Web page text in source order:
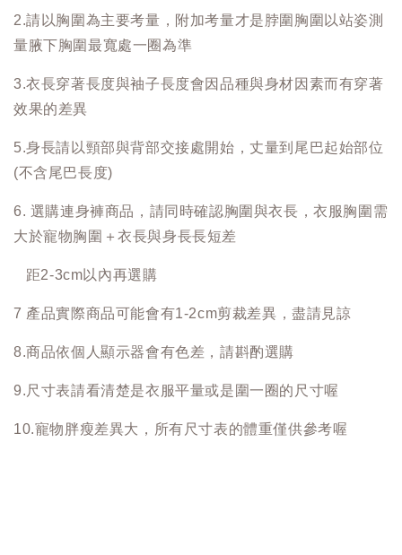
2.請以胸圍為主要考量，附加考量才是脖圍胸圍以站姿測
量腋下胸圍最寬處一圈為準
3.衣長穿著長度與袖子長度會因品種與身材因素而有穿著
效果的差異
5.身長請以頸部與背部交接處開始，丈量到尾巴起始部位
(不含尾巴長度)
6. 選購連身褲商品，請同時確認胸圍與衣長，衣服胸圍需
大於寵物胸圍＋衣長與身長長短差
距2-3cm以內再選購
7 產品實際商品可能會有1-2cm剪裁差異，盡請見諒
8.商品依個人顯示器會有色差，請斟酌選購
9.尺寸表請看清楚是衣服平量或是圍一圈的尺寸喔
10.寵物胖瘦差異大，所有尺寸表的體重僅供參考喔